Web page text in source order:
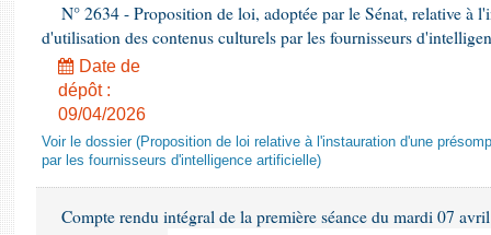
N° 2634 - Proposition de loi, adoptée par le Sénat, relative à
d'utilisation des contenus culturels par les fournisseurs
Date de
dépôt :
09/04/2026
Voir le dossier (Proposition de loi relative à l'instauration d'une
par les fournisseurs d'intelligence artificielle)
Compte rendu intégral de la première séance du mardi 07